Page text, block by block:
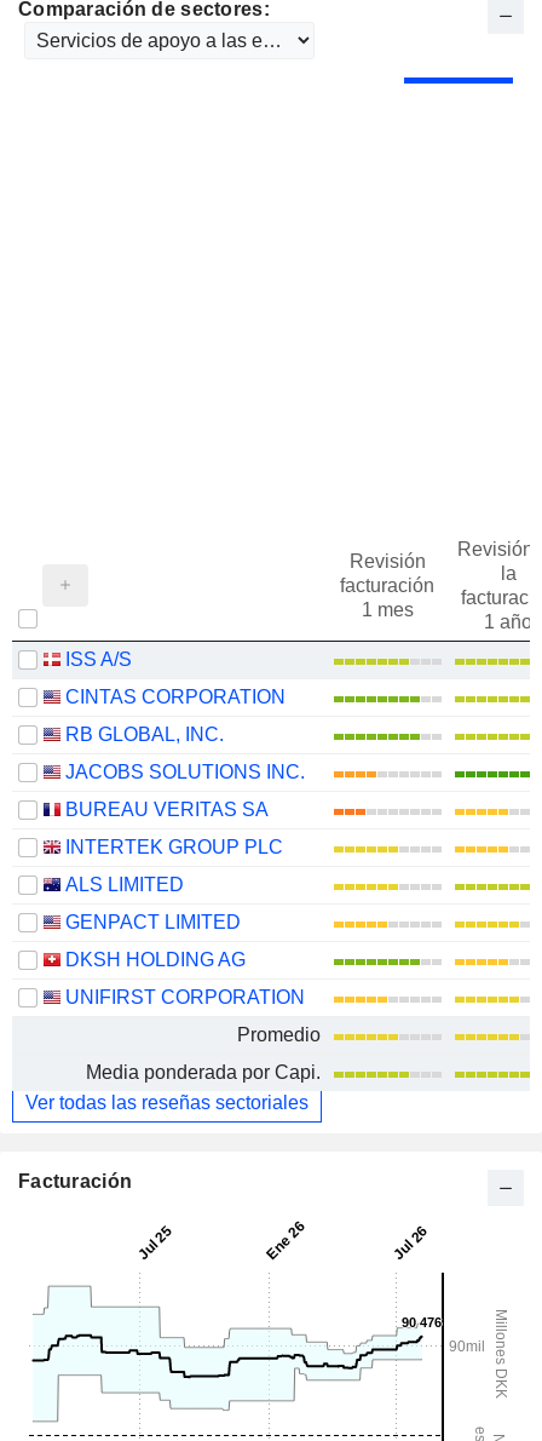
Comparación de sectores:
Revisión
facturación
1 mes
Revisión
la
1 año
ISS A/S
CINTAS CORPORATION
RB GLOBAL, INC.
JACOBS SOLUTIONS INC.
BUREAU VERITAS SA
INTERTEK GROUP PLC
ALS LIMITED
GENPACT LIMITED
DKSH HOLDING AG
UNIFIRST CORPORATION
Promedio
Media ponderada por Capi.
Ver todas las reseñas sectoriales
Facturación